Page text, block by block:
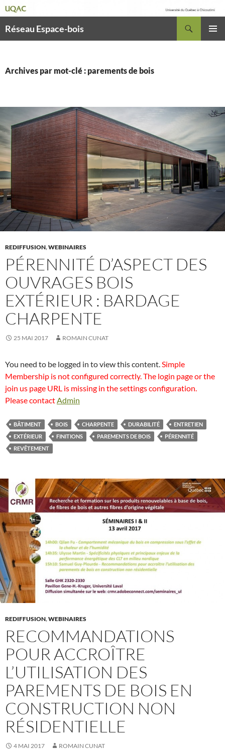
Réseau Espace-bois
Archives par mot-clé : parements de bois
REDIFFUSION,WEBINAIRES
PÉRENNITÉ D’ASPECT DES
OUVRAGES BOIS
EXTÉRIEUR : BARDAGE
CHARPENTE
25 MAI 2017 ROMAIN CUNAT
You need to be logged in to view this content. Simple
Membership is not configured correctly. The login page or the
join us page URL is missing in the settings configuration.
Please contact Admin
BÂTIMENT BOIS CHARPENTE DURABILITÉ
ENTRETIEN
EXTÉRIEUR
FINITIONS PAREMENTS DE BOIS
PÉRENNITÉ
REVÊTEMENT
REDIFFUSION,WEBINAIRES
RECOMMANDATIONS
POUR ACCROÎTRE
L’UTILISATION DES
PAREMENTS DE BOIS EN
CONSTRUCTION NON
RÉSIDENTIELLE
4 MAI 2017 ROMAIN CUNAT